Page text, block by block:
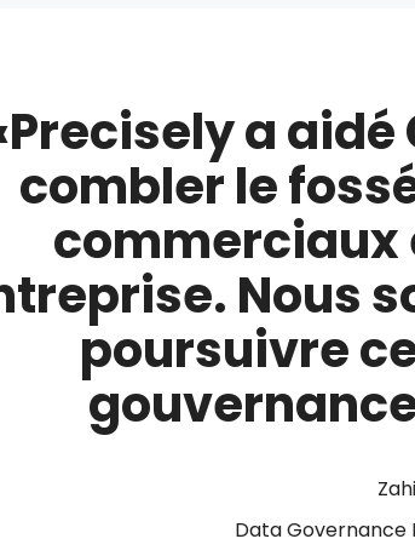
a
combler le
commerciaux
Nous
poursuivre
Data Governance